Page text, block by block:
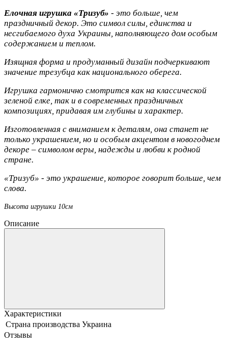
Елочная игрушка «Тризуб» - это больше, чем
праздничный декор. Это символ силы, единства и
несгибаемого духа Украины, наполняющего дом особым
содержанием и теплом.
Изящная форма и продуманный дизайн подчеркивают
значение трезубца как национального оберега.
Игрушка гармонично смотрится как на классической
зеленой елке, так и в современных праздничных
композициях, придавая им глубины и характер.
Изготовленная с вниманием к деталям, она станет не
только украшением, но и особым акцентом в новогоднем
декоре – символом веры, надежды и любви к родной
стране.
«Тризуб» - это украшение, которое говорит больше, чем
слова.
Высота игрушки 10см
Описание
Характеристики
Страна производства Украина
Отзывы